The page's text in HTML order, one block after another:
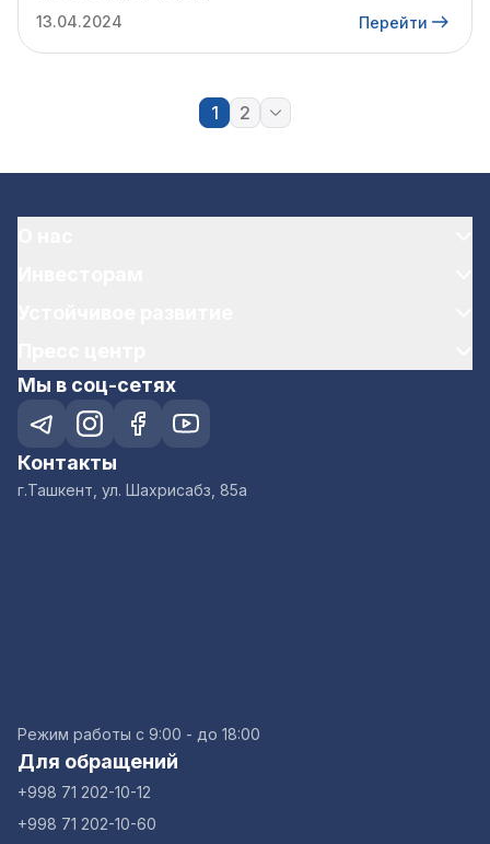
13.04.2024
Перейти
1 2
Мы в соц-сетях
Контакты
г.Ташкент, ул. Шахрисабз, 85а
Режим работы с 9:00 - до 18:00
Для обращений
+998 71 202-10-12
+998 71 202-10-60